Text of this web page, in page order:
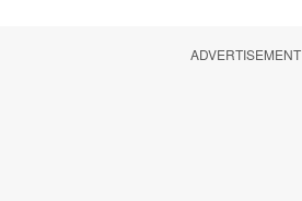
ADVERTISEMENT